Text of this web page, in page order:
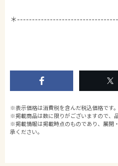
＊
※表示価格は消費税を含んだ税込価格です。
※掲載商品は数に限りがございますので、
※掲載情報は掲載時点のものであり、展開
承ください。